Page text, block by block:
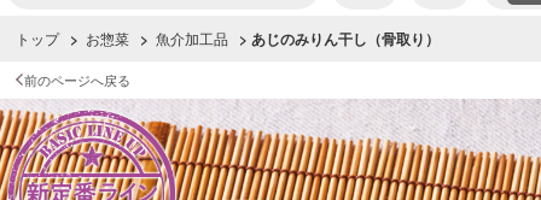
トップ > お惣菜 > 魚介加工品 > あじのみりん干し（骨取り）
前のページへ戻る